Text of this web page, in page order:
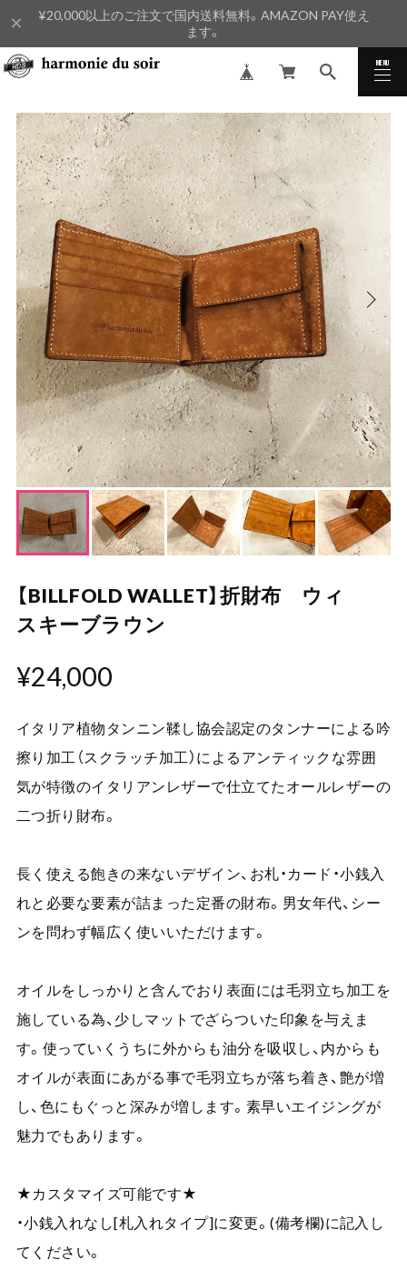
¥20,000以上のご注文で国内送料無料。AMAZON PAY使え
ます。
MENU
CLOSE
【BILLFOLD WALLET】折財布 ウィ
スキーブラウン
¥24,000
イタリア植物タンニン鞣し協会認定のタンナーによる吟
擦り加工（スクラッチ加工）によるアンティックな雰囲
気が特徴のイタリアンレザーで仕立てたオールレザーの
二つ折り財布。
長く使える飽きの来ないデザイン、お札・カード・小銭入
れと必要な要素が詰まった定番の財布。男女年代、シー
ンを問わず幅広く使いいただけます。
オイルをしっかりと含んでおり表面には毛羽立ち加工を
施している為、少しマットでざらついた印象を与えま
す。使っていくうちに外からも油分を吸収し、内からも
オイルが表面にあがる事で毛羽立ちが落ち着き、艶が増
し、色にもぐっと深みが増します。素早いエイジングが
魅力でもあります。
★カスタマイズ可能です★
・小銭入れなし[札入れタイプ]に変更。(備考欄)に記入し
てください。